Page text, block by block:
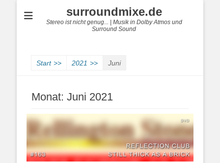
surroundmixe.de
Stereo ist nicht genug... | Musik in Dolby Atmos und
Surround Sound
Start >> 2021 >> Juni
Monat: Juni 2021